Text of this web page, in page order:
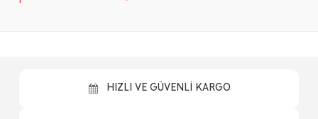
HIZLI VE GÜVENLİ KARGO